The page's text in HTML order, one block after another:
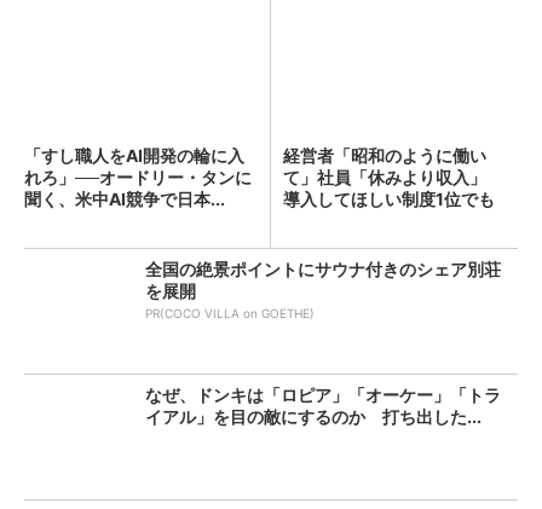
「すし職人をAI開発の輪に入
れろ」──オードリー・タンに
聞く、米中AI競争で日本...
経営者「昭和のように働い
て」社員「休みより収入」
導入してほしい制度1位でも
全国の絶景ポイントにサウナ付きのシェア別荘
を展開
PR(COCO VILLA on GOETHE)
なぜ、ドンキは「ロピア」「オーケー」「トラ
イアル」を目の敵にするのか 打ち出した...